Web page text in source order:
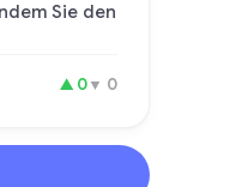
Sie den
▲ 0▼ 0